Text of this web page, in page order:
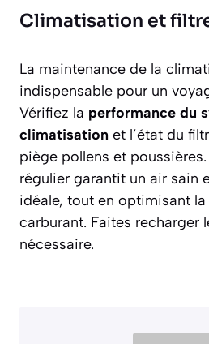
Climatisation et
La maintenance de la
indispensable pour un
Vérifiez la performance du
climatisation et l’état du
piège pollens et
régulier garantit un air sain
idéale, tout en optimisant
carburant. Faites recharger
nécessaire.